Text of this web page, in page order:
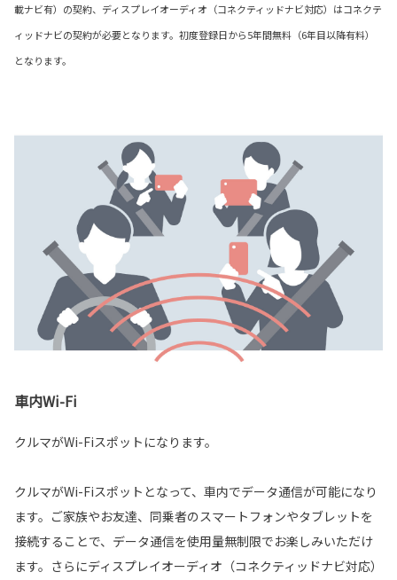
載ナビ有）の契約、ディスプレイオーディオ（コネクティッドナビ対応）はコネクテ
ィッドナビの契約が必要となります。初度登録日から5年間無料（6年目以降有料）
となります。
車内Wi-Fi
クルマがWi-Fiスポットになります。
クルマがWi-Fiスポットとなって、車内でデータ通信が可能になり
ます。ご家族やお友達、同乗者のスマートフォンやタブレットを
接続することで、データ通信を使用量無制限でお楽しみいただけ
ます。さらにディスプレイオーディオ（コネクティッドナビ対応）